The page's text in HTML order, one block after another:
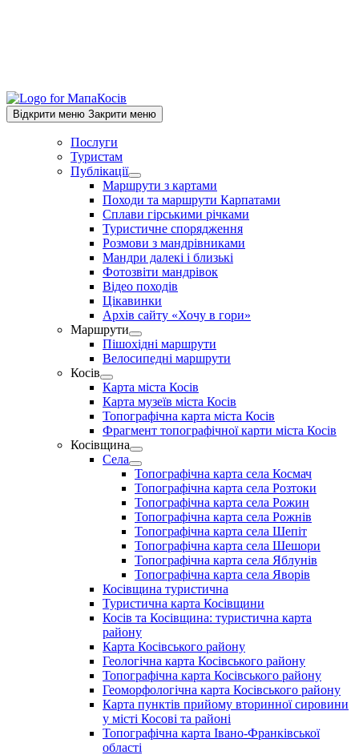
Відкрити меню Закрити меню
Послуги
Туристам
Публікації
Show
sub
menu
Маршрути з картами
Походи та маршрути Карпатами
Сплави гірськими річками
Туристичне спорядження
Розмови з мандрівниками
Мандри далекі і близькі
Фотозвіти мандрівок
Відео походів
Цікавинки
Архів сайту «Хочу в гори»
Маршрути
Show
sub
menu
Пішохідні маршрути
Велосипедні маршрути
Косів
Show
sub
menu
Карта міста Косів
Карта музеїв міста Косів
Топографічна карта міста Косів
Фрагмент топографічної карти міста Косів
Косівщина
Show
sub
menu
Села
Show
sub
menu
Топографічна карта села Космач
Топографічна карта села Розтоки
Топографічна карта села Рожин
Топографічна карта села Рожнів
Топографічна карта села Шепіт
Топографічна карта села Шешори
Топографічна карта села Яблунів
Топографічна карта села Яворів
Косівщина туристична
Туристична карта Косівщини
Косів та Косівщина: туристична карта
району
Карта Косівського району
Геологічна карта Косівського району
Топографічна карта Косівського району
Геоморфологічна карта Косівського району
Карта пунктів прийому вторинної сировини
у місті Косові та районі
Топографічна карта Івано-Франківської
області